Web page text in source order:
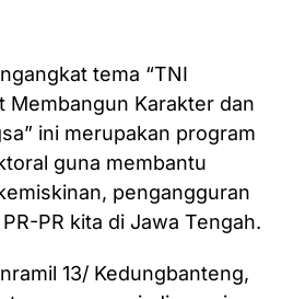
tema “TNI
Membangun Karakter dan
ini merupakan program
guna membantu
pengangguran
PR kita di Jawa Tengah.
13/ Kedungbanteng,